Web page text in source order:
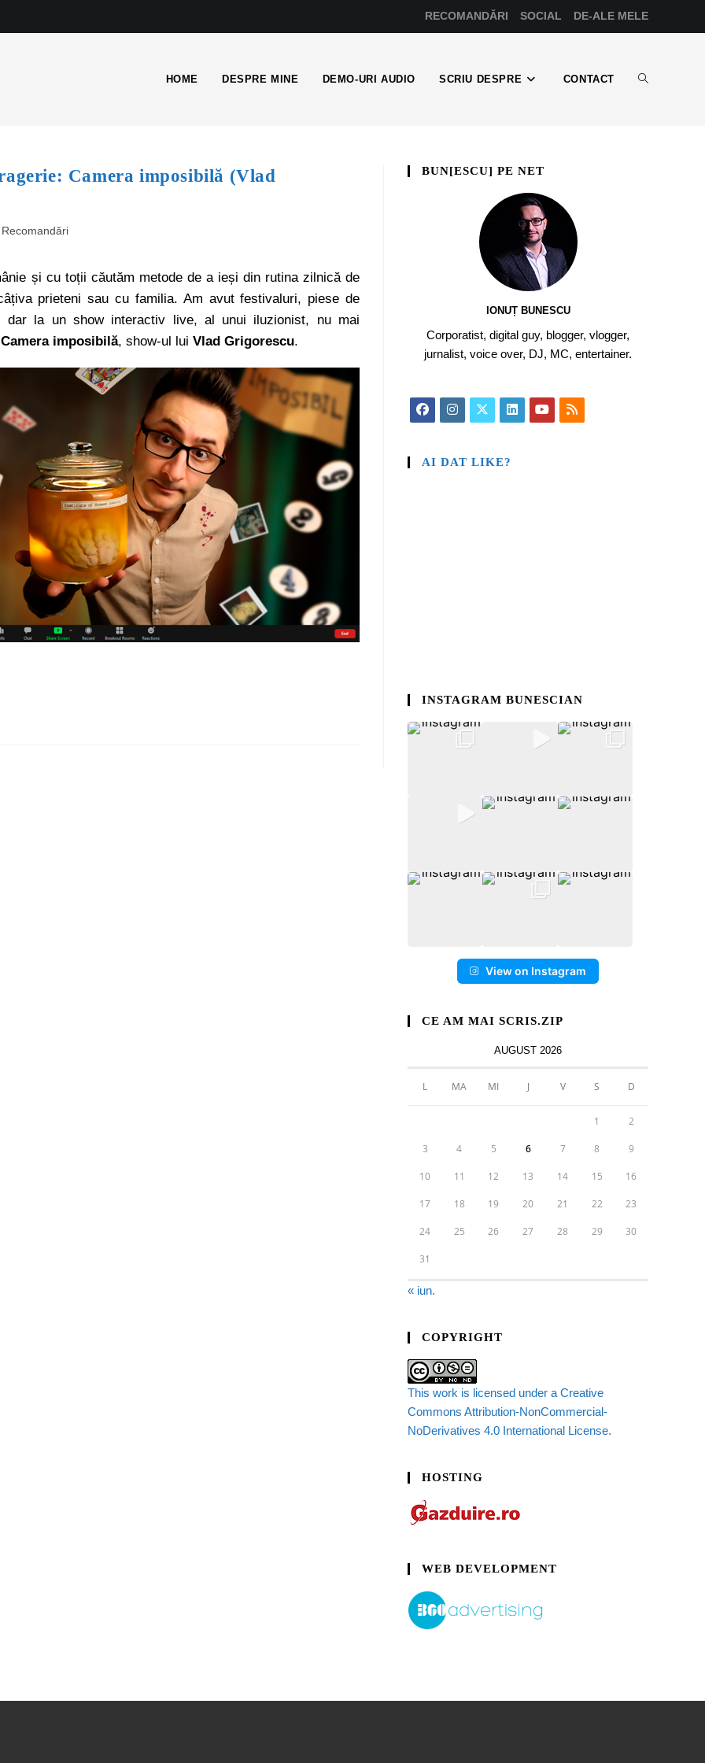
RECOMANDĂRI SOCIAL DE-ALE MELE
HOME DESPRE MINE DEMO-URI AUDIO SCRIU DESPRE CONTACT
Camera imposibilă (Vlad
Recomandări
și cu toții căutăm metode de a ieși din rutina zilnică de
prieteni sau cu familia. Am avut festivaluri, piese de
dar la un show interactiv live, al unui iluzionist, nu mai
Camera imposibilă, show-ul lui Vlad Grigorescu.
BUN[ESCU] PE NET
IONUȚ BUNESCU
Corporatist, digital guy, blogger, vlogger,
jurnalist, voice over, DJ, MC, entertainer.
AI DAT LIKE?
INSTAGRAM BUNESCIAN
View on Instagram
CE AM MAI SCRIS.ZIP
AUGUST 2026
L MA MI J V S D
1 2
3 4 5 6 7 8 9
10 11 12 13 14 15 16
17 18 19 20 21 22 23
24 25 26 27 28 29 30
31
« iun.
COPYRIGHT
This work is licensed under a Creative
Commons Attribution-NonCommercial-
NoDerivatives 4.0 International License.
HOSTING
WEB DEVELOPMENT